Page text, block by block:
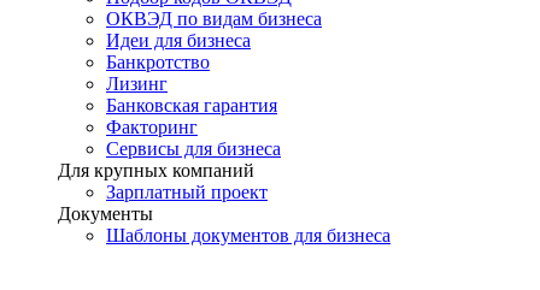
ОКВЭД по видам бизнеса
Идеи для бизнеса
Банкротство
Лизинг
Банковская гарантия
Факторинг
Сервисы для бизнеса
Для крупных компаний
Зарплатный проект
Документы
Шаблоны документов для бизнеса